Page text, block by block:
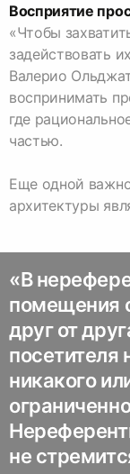
Восприятие
«Чтобы
задействовать
Валерио
воспринимать
где
частью.
Еще одной
«В
помещения
друг от
посетителя
никакого
не